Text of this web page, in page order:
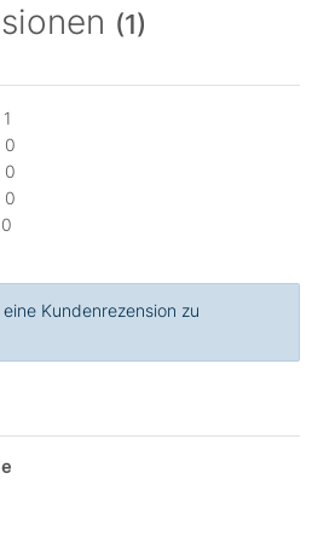
(1)
1
0
0
0
0
Kundenrezension zu